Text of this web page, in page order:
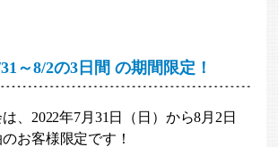
～8/2の3日間 の期間限定！
、2022年7月31日（日）から8月2日
お客様限定です！